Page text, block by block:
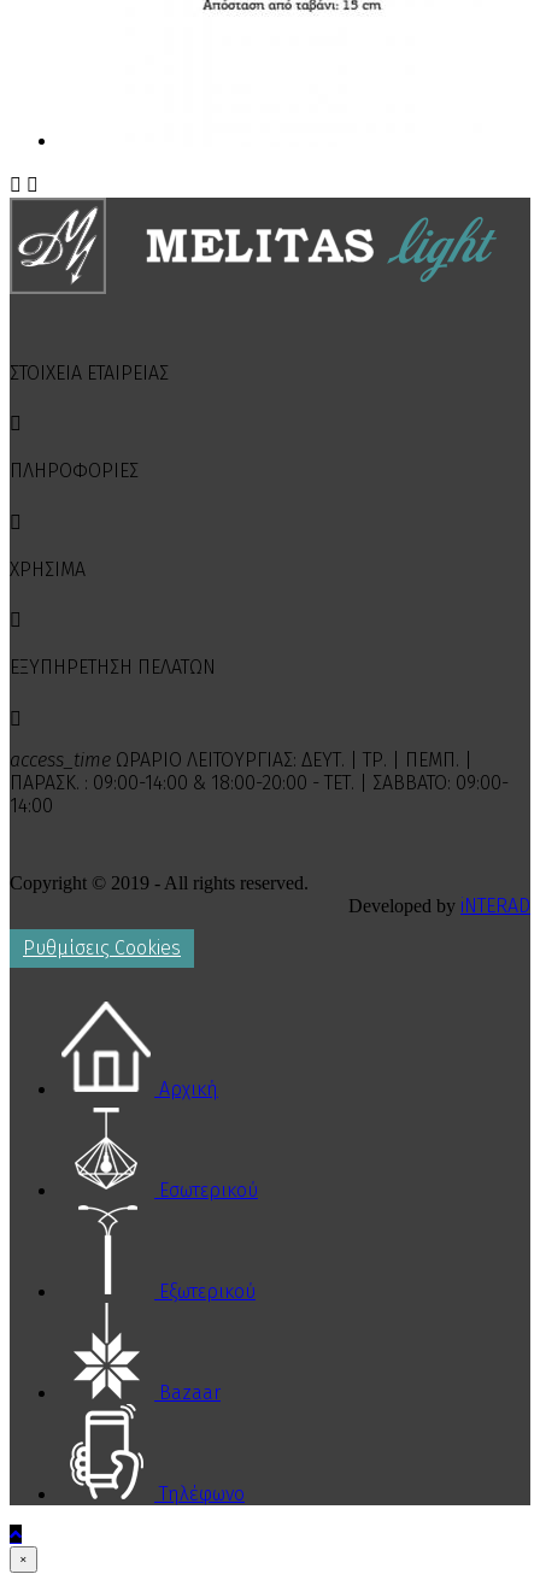
 
ΣΤΟΙΧΕΙΑ ΕΤΑΙΡΕΙΑΣ

ΠΛΗΡΟΦΟΡΙΕΣ

ΧΡΗΣΙΜΑ

ΕΞΥΠΗΡΕΤΗΣΗ ΠΕΛΑΤΩΝ

access_time ΩΡΑΡΙΟ ΛΕΙΤΟΥΡΓΙΑΣ: ΔΕΥΤ. | ΤΡ. | ΠΕΜΠ. |
ΠΑΡΑΣΚ. : 09:00-14:00 & 18:00-20:00 - ΤΕΤ. | ΣΑΒΒΑΤΟ: 09:00-
14:00
Copyright © 2019 - All rights reserved.
Developed by iNTERAD
Ρυθμίσεις Cookies
Αρχική
Εσωτερικού
Εξωτερικού
Bazaar
Τηλέφωνο
×